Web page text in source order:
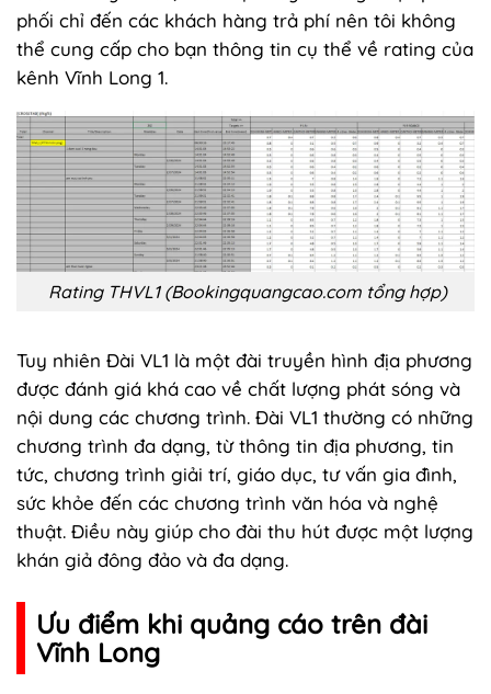
phối chỉ đến các khách hàng trả phí nên tôi không
thể cung cấp cho bạn thông tin cụ thể về rating của
kênh Vĩnh Long 1.
Rating THVL1 (Bookingquangcao.com tổng hợp)
Tuy nhiên Đài VL1 là một đài truyền hình địa phương
được đánh giá khá cao về chất lượng phát sóng và
nội dung các chương trình. Đài VL1 thường có những
chương trình đa dạng, từ thông tin địa phương, tin
tức, chương trình giải trí, giáo dục, tư vấn gia đình,
sức khỏe đến các chương trình văn hóa và nghệ
thuật. Điều này giúp cho đài thu hút được một lượng
khán giả đông đảo và đa dạng.
Ưu điểm khi quảng cáo trên đài
Vĩnh Long